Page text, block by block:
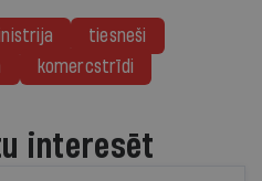
tiesneši
komercstrīdi
interesēt